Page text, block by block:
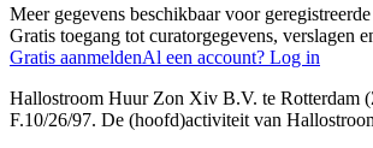
Meer gegevens beschikbaar voor
Gratis toegang tot curatorgegevens, verslagen
Gratis aanmeldenAl een account? Log in
Hallostroom Huur Zon Xiv B.V. te Rotterdam
F.10/26/97. De (hoofd)activiteit van